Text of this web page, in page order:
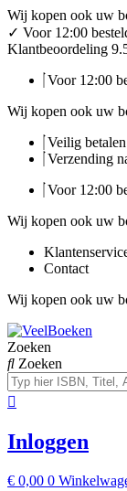
Ga
naar
de
Wij kopen ook uw
✓ Voor 12:00
Klantbeoordeling
Voor 12:00
Wij kopen ook uw
Veilig betalen
Verzending
Voor 12:00
Wij kopen ook uw
Contact
Wij kopen ook uw
Zoeken
Zoeken
Inloggen
€ 0,00 0